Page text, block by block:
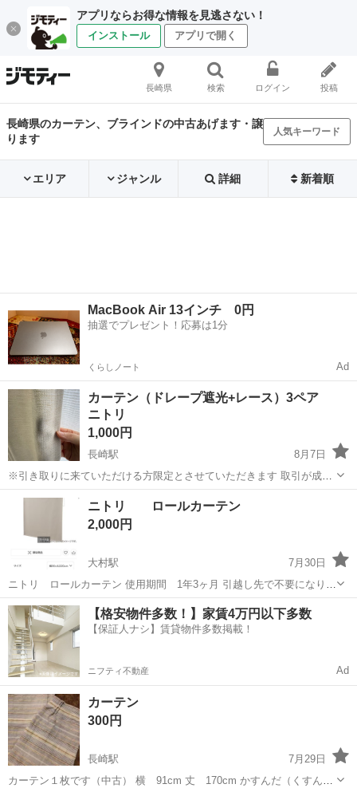
アプリならお得な情報を見逃さない！
インストール アプリで開く
長崎県 検索 ログイン 投稿
長崎県のカーテン、ブラインドの中古あげます・譲
ります
人気キーワード
エリア ジャンル 詳細 新着順
MacBook Air 13インチ 0円
抽選でプレゼント！応募は1分
くらしノート Ad
カーテン（ドレープ遮光+レース）3ペア
ニトリ
1,000円
長崎駅
8月7日
※引き取りに来ていただける方限定とさせていただきます 取引が成立
したら、受け渡し先をお知らせします。 長崎市内、立山周辺です。
※3ペアまとめてお引き渡しできる方を優先させていただきます ※9月
長崎 長崎市 長崎駅
ニトリ ロールカーテン
2,000円
大村駅
7月30日
ニトリ ロールカーテン 使用期間 1年3ヶ月 引越し先で不要になりま
した。 8/9までに 大村市までとりに来れる方
長崎 大村市 大村駅 カーテン、ブラインド
【格安物件多数！】家賃4万円以下多数
【保証人ナシ】賃貸物件多数掲載！
ニフティ不動産 Ad
カーテン
300円
長崎駅
7月29日
カーテン１枚です（中古） 横 91cm 丈 170cm かすんだ（くすん